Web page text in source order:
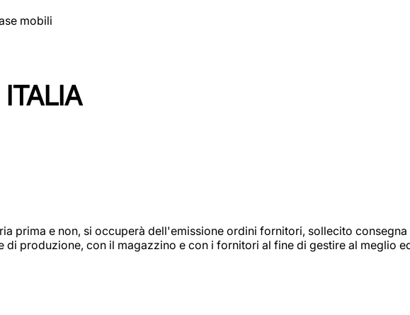
mobili
prima e non, si occuperà dell'emissione ordini fornitori, sollecito consegna
produzione, con il magazzino e con i fornitori al fine di gestire al meglio